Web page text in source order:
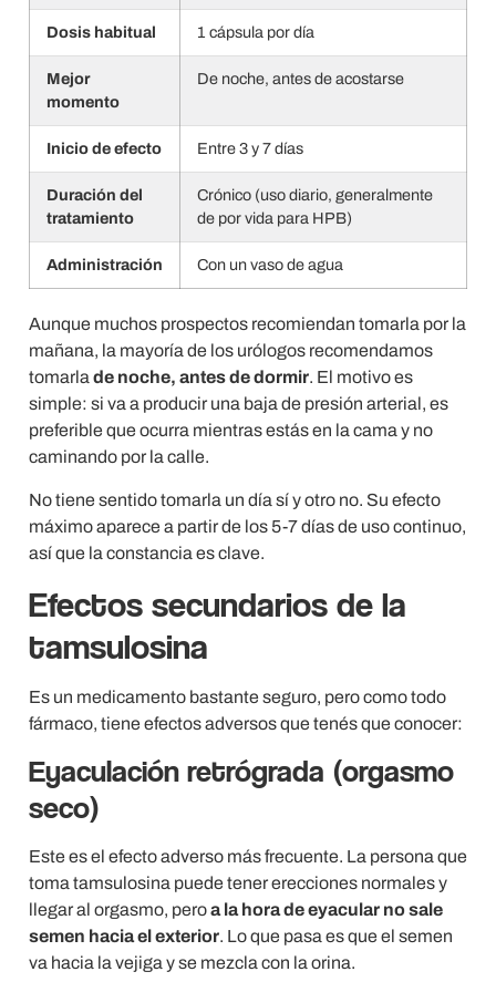
Dosis habitual 1 cápsula por día
Mejor
momento
De noche, antes de acostarse
Inicio de efecto Entre 3 y 7 días
Duración del
tratamiento
Crónico (uso diario, generalmente
de por vida para HPB)
Administración Con un vaso de agua
Aunque muchos prospectos recomiendan tomarla por la
mañana, la mayoría de los urólogos recomendamos
tomarla de noche, antes de dormir. El motivo es
simple: si va a producir una baja de presión arterial, es
preferible que ocurra mientras estás en la cama y no
caminando por la calle.
No tiene sentido tomarla un día sí y otro no. Su efecto
máximo aparece a partir de los 5-7 días de uso continuo,
así que la constancia es clave.
Efectos secundarios de la
tamsulosina
Es un medicamento bastante seguro, pero como todo
fármaco, tiene efectos adversos que tenés que conocer:
Eyaculación retrógrada (orgasmo
seco)
Este es el efecto adverso más frecuente. La persona que
toma tamsulosina puede tener erecciones normales y
llegar al orgasmo, peroa la hora de eyacular no sale
semen hacia el exterior. Lo que pasa es que el semen
va hacia la vejiga y se mezcla con la orina.